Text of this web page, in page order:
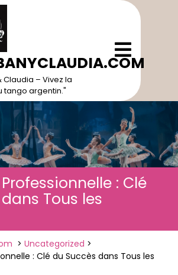
Claudia – Vivez la
tango argentin."
Open
Menu
: Clé
Tous les
> Uncategorized >
: Clé du Succès dans Tous les